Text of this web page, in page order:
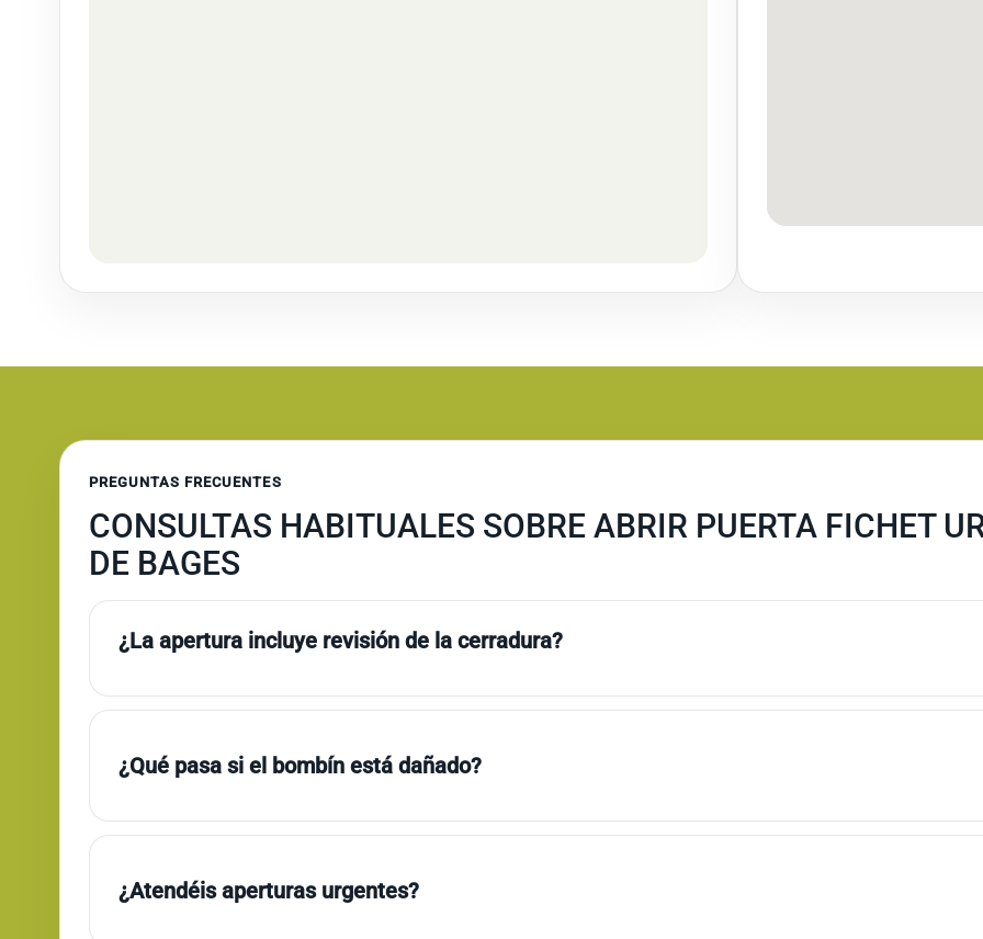
PREGUNTAS FRECUENTES
CONSULTAS HABITUALES SOBRE ABRIR PUERTA FICHET
DE BAGES
¿La apertura incluye revisión de la cerradura?
¿Qué pasa si el bombín está dañado?
¿Atendéis aperturas urgentes?